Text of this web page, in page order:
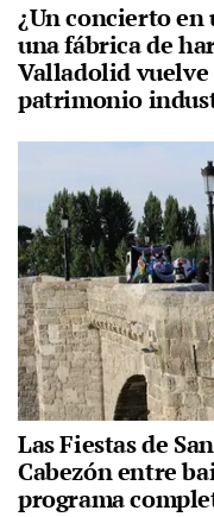
¿Un concierto
una fábrica de
Valladolid vuelve
patrimonio
Las Fiestas de
Cabezón entre
programa